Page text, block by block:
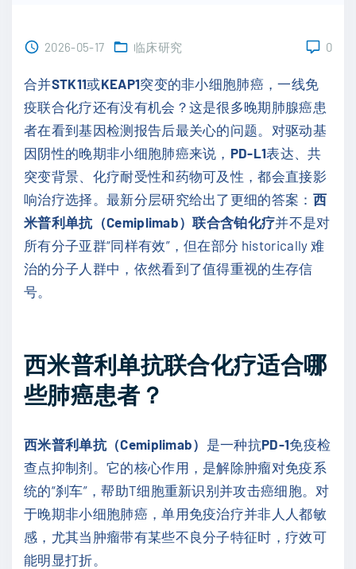
2026-05-17 临床研究 0
合并STK11或KEAP1突变的非小细胞肺癌，一线免
疫联合化疗还有没有机会？这是很多晚期肺腺癌患
者在看到基因检测报告后最关心的问题。对驱动基
因阴性的晚期非小细胞肺癌来说， PD-L1表达、共
突变背景、化疗耐受性和药物可及性，都会直接影
响治疗选择。最新分层研究给出了更细的答案： 西
米普利单抗（Cemiplimab）联合含铂化疗并不是对
所有分子亚群“同样有效”，但在部分 historically 难
治的分子人群中，依然看到了值得重视的生存信
号。
西米普利单抗联合化疗适合哪
些肺癌患者？
西米普利单抗（Cemiplimab） 是一种抗PD-1免疫检
查点抑制剂。它的核心作用，是解除肿瘤对免疫系
统的“刹车”，帮助T细胞重新识别并攻击癌细胞。对
于晚期非小细胞肺癌，单用免疫治疗并非人人都敏
感，尤其当肿瘤带有某些不良分子特征时，疗效可
能明显打折。